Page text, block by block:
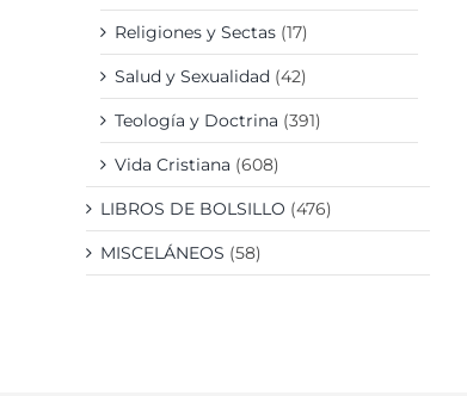
Religiones y Sectas (17)
Salud y Sexualidad (42)
Teología y Doctrina (391)
Vida Cristiana (608)
LIBROS DE BOLSILLO (476)
MISCELÁNEOS (58)